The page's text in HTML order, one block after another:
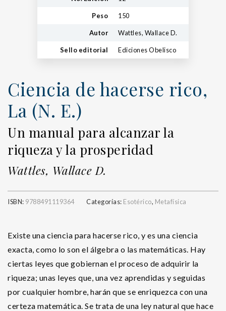
Peso 150
Autor Wattles, Wallace D.
Sello editorial Ediciones Obelisco
Ciencia de hacerse rico,
La (N. E.)
Un manual para alcanzar la
riqueza y la prosperidad
Wattles, Wallace D.
ISBN: 9788491119364 Categorías: Esotérico, Metafísica
Existe una ciencia para hacerse rico, y es una ciencia
exacta, como lo son el álgebra o las matemáticas. Hay
ciertas leyes que gobiernan el proceso de adquirir la
riqueza; unas leyes que, una vez aprendidas y seguidas
por cualquier hombre, harán que se enriquezca con una
certeza matemática. Se trata de una ley natural que hace